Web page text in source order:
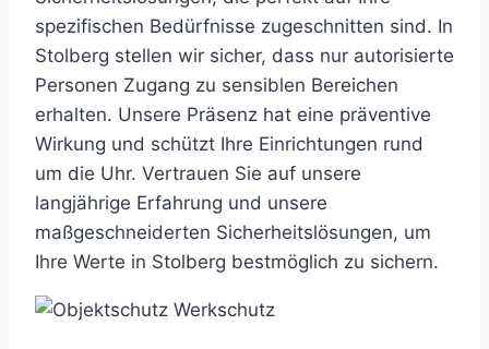
spezifischen Bedürfnisse zugeschnitten sind. In
Stolberg stellen wir sicher, dass nur autorisierte
Personen Zugang zu sensiblen Bereichen
erhalten. Unsere Präsenz hat eine präventive
Wirkung und schützt Ihre Einrichtungen rund
um die Uhr. Vertrauen Sie auf unsere
langjährige Erfahrung und unsere
maßgeschneiderten Sicherheitslösungen, um
Ihre Werte in Stolberg bestmöglich zu sichern.